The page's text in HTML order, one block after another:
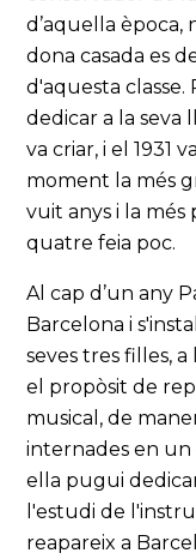
d’aquella època,
dona casada es
d'aquesta classe.
dedicar a la seva
va criar, i el 1931
moment la més
vuit anys i la
quatre feia poc.
Al cap d’un any
Barcelona i
seves tres filles,
el propòsit de
musical, de
internades en un
ella pugui
l'estudi de
reapareix a